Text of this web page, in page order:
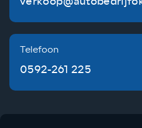
Telefoon
0592-261 225